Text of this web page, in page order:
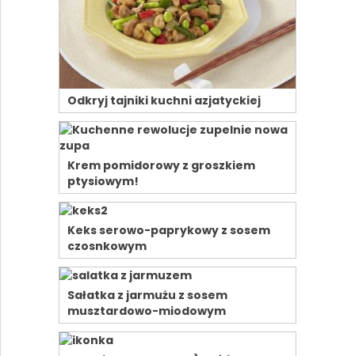
Odkryj tajniki kuchni azjatyckiej
Krem pomidorowy z groszkiem
ptysiowym!
Keks serowo-paprykowy z sosem
czosnkowym
Sałatka z jarmużu z sosem
musztardowo-miodowym